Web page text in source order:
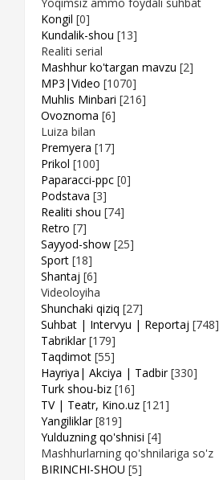
Kongil [0]
Kundalik-shou [13]
Realiti serial
Mashhur ko'targan mavzu [2]
MP3|Video [1070]
Muhlis Minbari [216]
Ovoznoma [6]
Luiza bilan
Premyera [17]
Prikol [100]
Paparacci-ppc [0]
Podstava [3]
Realiti shou [74]
Retro [7]
Sayyod-show [25]
Sport [18]
Shantaj [6]
Videoloyiha
Shunchaki qiziq [27]
Suhbat | Intervyu | Reportaj [748]
Tabriklar [179]
Taqdimot [55]
Hayriya| Akciya | Tadbir [330]
Turk shou-biz [16]
TV | Teatr, Kino.uz [121]
Yangiliklar [819]
Yulduzning qo'shnisi [4]
Mashhurlarning qo'shnilariga so'z
BIRINCHI-SHOU [5]